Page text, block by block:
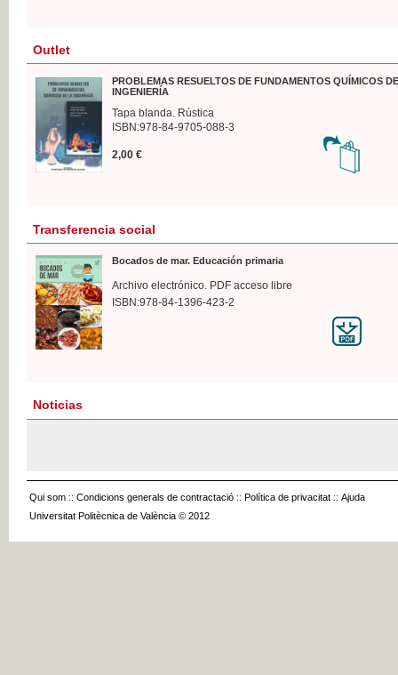
Outlet
PROBLEMAS RESUELTOS DE FUNDAMENTOS QUÍMICOS
INGENIERÍA
Tapa blanda. Rústica
ISBN:978-84-9705-088-3
2,00 €
Transferencia social
Bocados de mar. Educación primaria
Archivo electrónico. PDF acceso libre
ISBN:978-84-1396-423-2
Noticias
Qui som :: Condicions generals de contractació :: Política de privacitat :: Ajuda
Universitat Politècnica de València © 2012